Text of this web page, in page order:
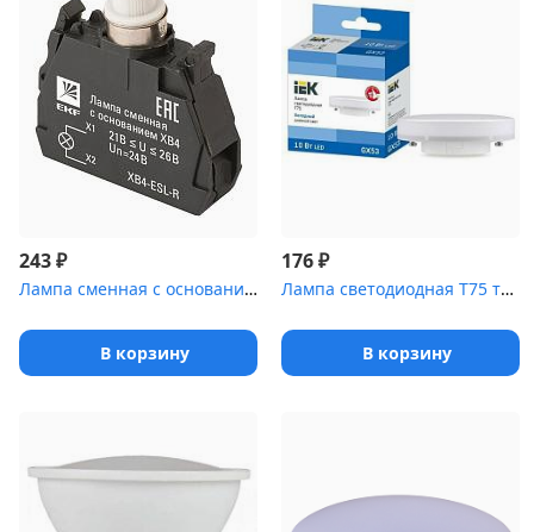
243₽
Лампа сменная c основанием XB4 красная 24В EKF PROxima | XB4-ESL-...
В корзину
176₽
Лампа светодиодная T75 таблетка 10Вт 230В 6500К GX53 IEK LLE-T80-...
В корзину